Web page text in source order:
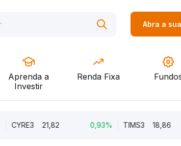
Abra a
Aprenda a
Investir
Renda Fixa
CYRE3 21,82 0,93% TIMS3 18,86